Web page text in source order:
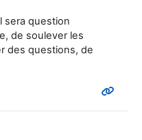
sera question
de soulever les
des questions, de